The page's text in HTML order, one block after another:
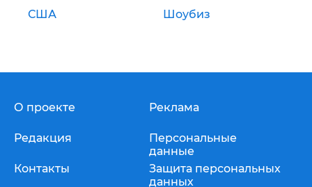
США Шоубиз
О проекте
Редакция
Контакты
Реклама
Персональные
данные
Защита персональных
данных